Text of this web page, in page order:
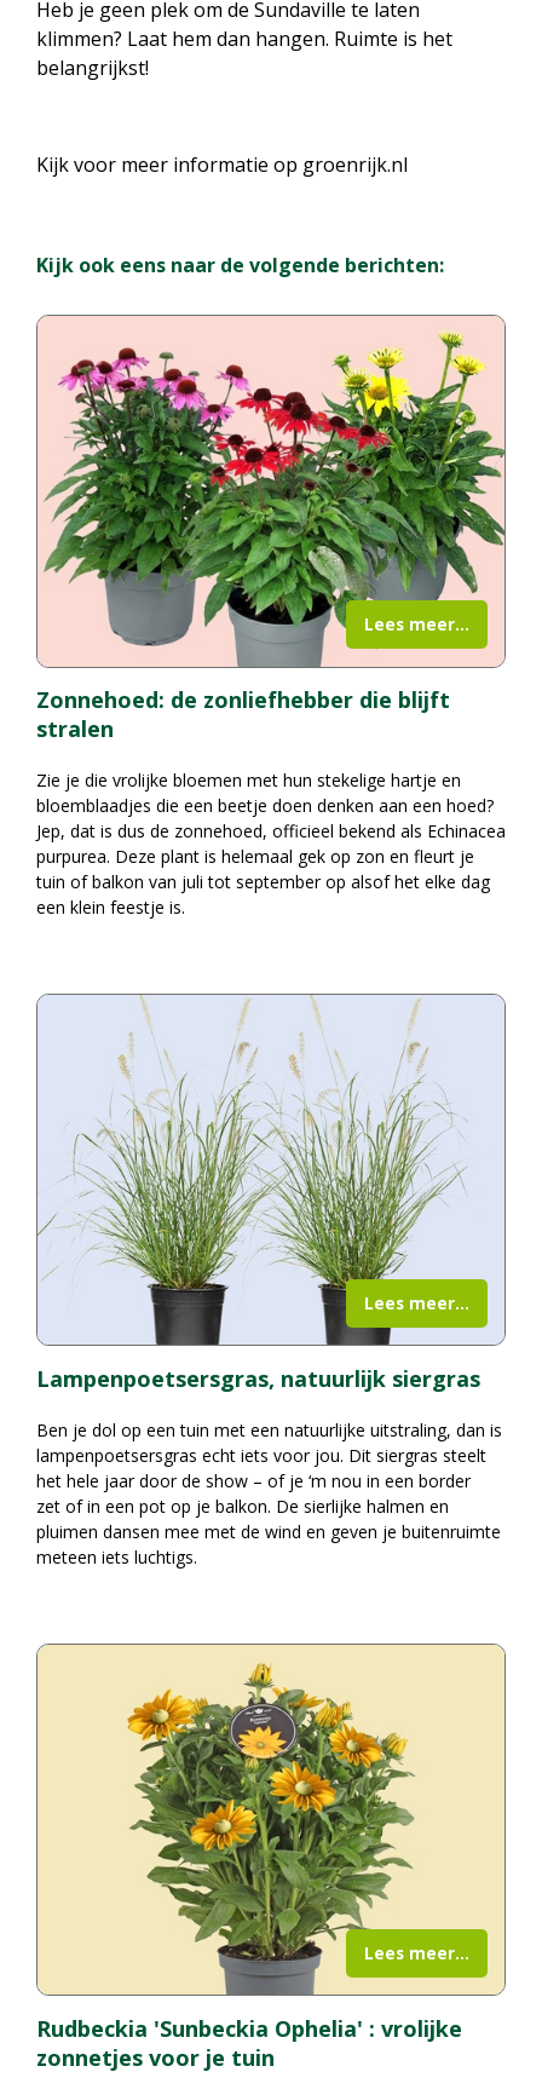
Heb je geen plek om de Sundaville te laten
klimmen? Laat hem dan hangen. Ruimte is het
belangrijkst!
Kijk voor meer informatie op groenrijk.nl
Kijk ook eens naar de volgende berichten:
Zonnehoed: de zonliefhebber die blijft
stralen
Zie je die vrolijke bloemen met hun stekelige hartje en
bloemblaadjes die een beetje doen denken aan een hoed?
Jep, dat is dus de zonnehoed, officieel bekend als Echinacea
purpurea. Deze plant is helemaal gek op zon en fleurt je
tuin of balkon van juli tot september op alsof het elke dag
een klein feestje is.
Lees meer...
Lampenpoetsersgras, natuurlijk siergras
Ben je dol op een tuin met een natuurlijke uitstraling, dan is
lampenpoetsersgras echt iets voor jou. Dit siergras steelt
het hele jaar door de show – of je ‘m nou in een border
zet of in een pot op je balkon. De sierlijke halmen en
pluimen dansen mee met de wind en geven je buitenruimte
meteen iets luchtigs.
Lees meer...
Rudbeckia 'Sunbeckia Ophelia' : vrolijke
zonnetjes voor je tuin
Lees meer...